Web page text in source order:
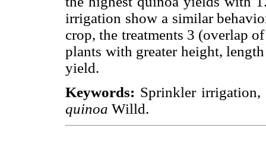
irrigation show a similar
crop, the treatments 3 (overlap
plants with greater height,
yield.
Keywords: Sprinkler
quinoa Willd.